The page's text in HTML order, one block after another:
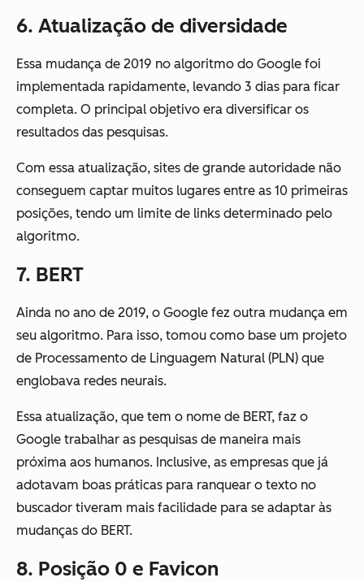
6. Atualização de diversidade
Essa mudança de 2019 no algoritmo do Google foi
implementada rapidamente, levando 3 dias para ficar
completa. O principal objetivo era diversificar os
resultados das pesquisas.
Com essa atualização, sites de grande autoridade não
conseguem captar muitos lugares entre as 10 primeiras
posições, tendo um limite de links determinado pelo
algoritmo.
7. BERT
Ainda no ano de 2019, o Google fez outra mudança em
seu algoritmo. Para isso, tomou como base um projeto
de Processamento de Linguagem Natural (PLN) que
englobava redes neurais.
Essa atualização, que tem o nome de BERT, faz o
Google trabalhar as pesquisas de maneira mais
próxima aos humanos. Inclusive, as empresas que já
adotavam boas práticas para ranquear o texto no
buscador tiveram mais facilidade para se adaptar às
mudanças do BERT.
8. Posição 0 e Favicon